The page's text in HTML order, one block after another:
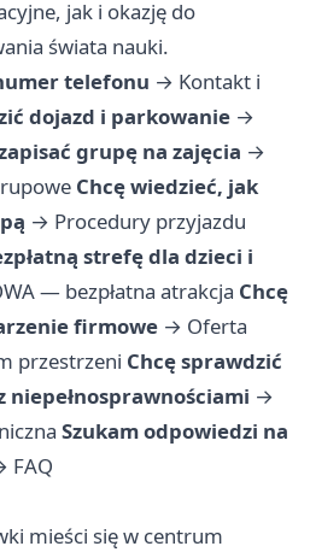
jak i okazję do
świata nauki.
telefonu → Kontakt i
dojazd i parkowanie →
grupę na zajęcia →
Chcę wiedzieć, jak
→ Procedury przyjazdu
strefę dla dzieci i
— bezpłatna atrakcja Chcę
firmowe → Oferta
przestrzeni Chcę sprawdzić
niepełnosprawnościami →
Szukam odpowiedzi na
FAQ
mieści się w centrum